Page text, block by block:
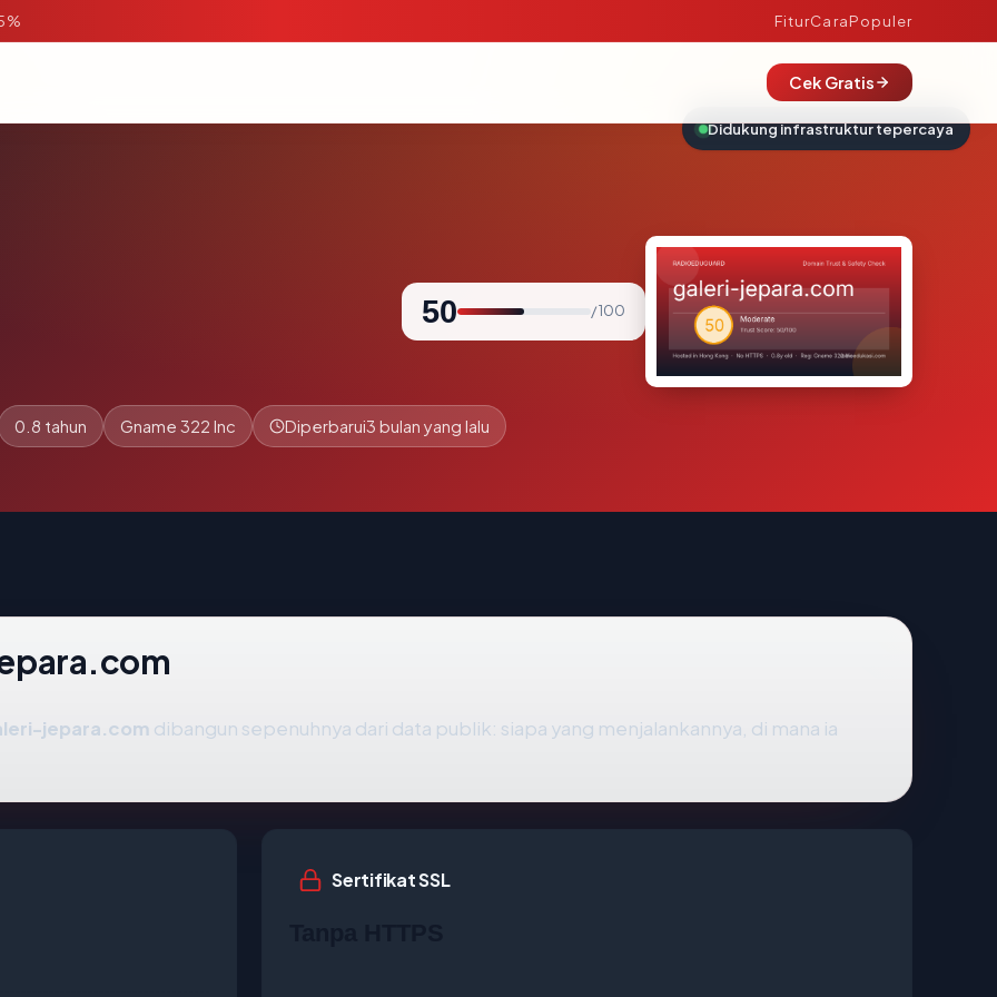
FiturCaraPopuler
Cek Gratis
50 / 100
0.8 tahun Gname 322 Inc Diperbarui3 bulan yang lalu
jepara.com dibangun sepenuhnya dari data publik: siapa yang menjalankannya, di mana ia
Sertifikat SSL
Didukung infrastruktur tepercaya